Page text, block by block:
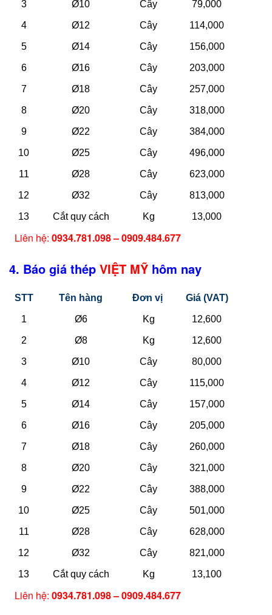
3 Ø10 Cây 79,000
4 Ø12 Cây 114,000
5 Ø14 Cây 156,000
6 Ø16 Cây 203,000
7 Ø18 Cây 257,000
8 Ø20 Cây 318,000
9 Ø22 Cây 384,000
10 Ø25 Cây 496,000
11 Ø28 Cây 623,000
12 Ø32 Cây 813,000
13 Cắt quy cách Kg 13,000
Liên hệ: 0934.781.098 – 0909.484.677
4. Báo giá thép VIỆT MỸ hôm nay
STT Tên hàng Đơn vị Giá (VAT)
1 Ø6 Kg 12,600
2 Ø8 Kg 12,600
3 Ø10 Cây 80,000
4 Ø12 Cây 115,000
5 Ø14 Cây 157,000
6 Ø16 Cây 205,000
7 Ø18 Cây 260,000
8 Ø20 Cây 321,000
9 Ø22 Cây 388,000
10 Ø25 Cây 501,000
11 Ø28 Cây 628,000
12 Ø32 Cây 821,000
13 Cắt quy cách Kg 13,100
Liên hệ: 0934.781.098 – 0909.484.677